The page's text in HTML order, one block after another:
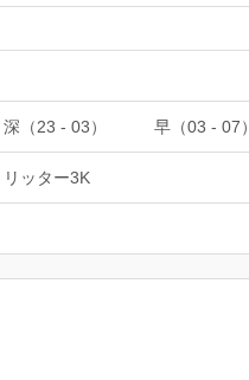
深（23 - 03） 早（03 - 07）
リッター3K